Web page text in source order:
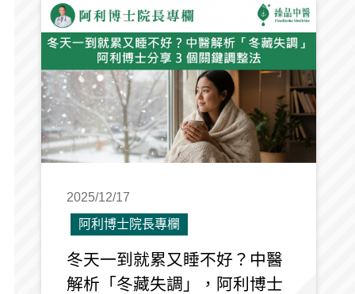
2025/12/17
阿利博士院長專欄
冬天一到就累又睡不好？中醫
解析「冬藏失調」，阿利博士